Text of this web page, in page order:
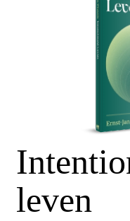
leven